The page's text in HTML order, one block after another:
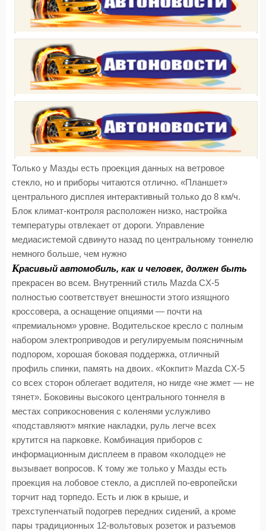
Только у Мазды есть проекция данных на ветровое
стекло, но и приборы читаются отлично. «Планшет»
центрального дисплея интерактивный только до 8 км/ч.
Блок климат-контроля расположен низко, настройка
температуры отвлекает от дороги. Управление
медиасистемой сдвинуто назад по центральному тоннелю
немного больше, чем нужно
Красивый автомобиль, как и человек, должен быть
прекрасен во всем. Внутренний стиль Mazda CX-5
полностью соответствует внешности этого изящного
кроссовера, а оснащение опциями — почти на
«премиальном» уровне. Водительское кресло с полным
набором электроприводов и регулируемым поясничным
подпором, хорошая боковая поддержка, отличный
профиль спинки, память на двоих. «Кокпит» Mazda CX-5
со всех сторон облегает водителя, но нигде «не жмет — не
тянет». Боковины высокого центрального тоннеля в
местах соприкосновения с коленями услужливо
«подставляют» мягкие накладки, руль легче всех
крутится на парковке. Комбинация приборов с
информационным дисплеем в правом «колодце» не
вызывает вопросов. К тому же только у Мазды есть
проекция на лобовое стекло, а дисплей по-европейски
торчит над торпедо. Есть и люк в крыше, и
трехступенчатый подогрев передних сидений, а кроме
пары традиционных 12-вольтовых розеток и разъемов